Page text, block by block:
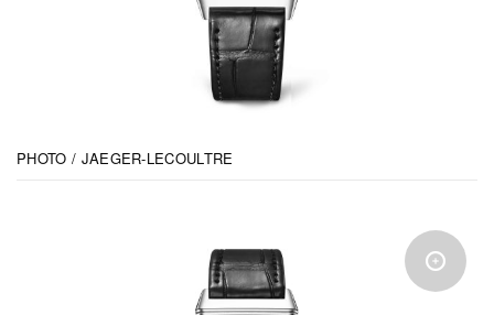
PHOTO / JAEGER-LECOULTRE